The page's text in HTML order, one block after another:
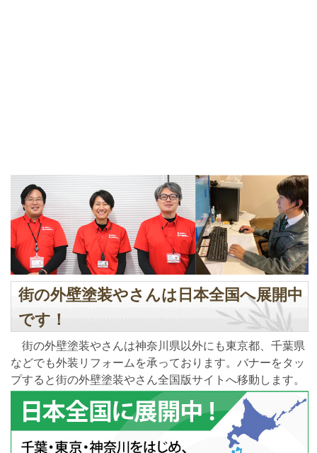
街の外壁塗装やさんは日本全国へ展開中
です！
街の外壁塗装やさんは神奈川県以外にも東京都、千葉県
などでも外装リフォームを承っております。バナーをタッ
プすると街の外壁塗装やさん全国版サイトへ移動します。